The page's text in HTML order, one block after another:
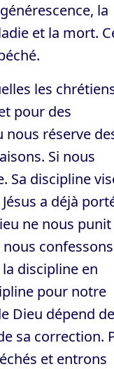
la
et la mort.
les
pour des
réserve
Si nous
Sa discipline
a déjà
ne nous punit
confessons
discipline en
pour notre
Dieu dépend de
sa correction.
et entrons